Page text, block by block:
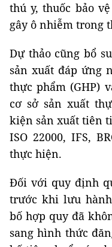
thú y, thuốc bảo
gây ô nhiễm trong
Dự thảo cũng bổ
sản xuất đáp ứng
thực phẩm (GHP)
cơ sở sản xuất
kiện sản xuất tiên
ISO 22000, IFS,
thực hiện.
Đối với quy định
trước khi lưu
bố hợp quy đã
sang hình thức